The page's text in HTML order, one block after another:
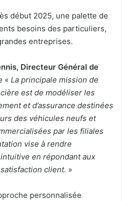
début 2025, une palette de
besoins des particuliers,
entreprises.
Directeur Général de
« La principale mission de
est de modéliser les
et d’assurance destinées
des véhicules neufs et
par les filiales
vise à rendre
en répondant aux
client. »
personnalisée